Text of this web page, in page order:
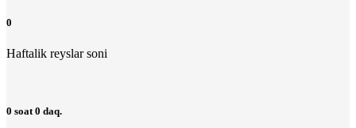
0
Haftalik reyslar soni
0 soat 0 daq.